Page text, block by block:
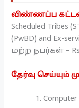
விண்ணப்ப
Scheduled Tribes
(PwBD) and Ex-
மற்ற நபர்கள் –
தேர்வு செய்யும்
Computer